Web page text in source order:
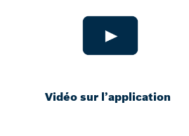
Vidéo sur l’application